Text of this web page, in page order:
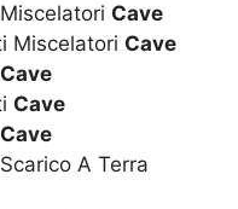
Cave
Miscelatori Cave
Cave
Cave
Cave
A Terra